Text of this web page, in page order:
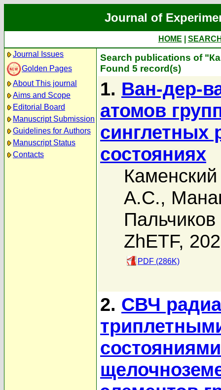
Journal of
HOME
Journal Issues
Golden Pages
About This journal
Aims and Scope
Editorial Board
Manuscript Submission
Guidelines for Authors
Manuscript Status
Contacts
Search publications of
Found 5 record(s)
1. Ван-дер-
атомов
синглетных
состояниях
А.С.,
ZhETF,
PDF (286K)
2. СВЧ